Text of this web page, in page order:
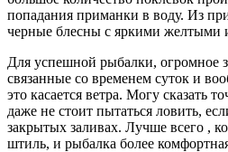
попадания приманки в воду. Из
черные блесны с яркими желтыми
Для успешной рыбалки, огромное
связанные со временем суток и
это касается ветра. Могу сказать
даже не стоит пытаться ловить,
закрытых заливах. Лучше всего ,
штиль, и рыбалка более